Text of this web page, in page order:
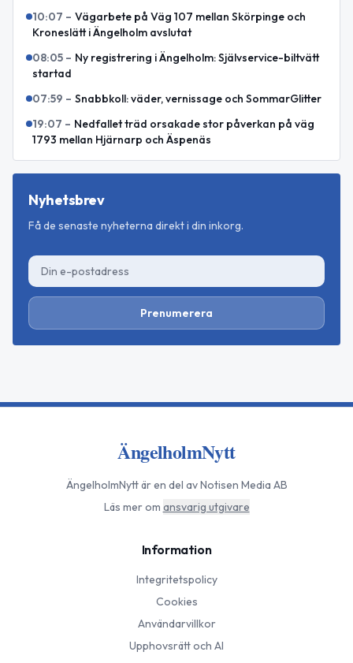
10:07 – Vägarbete på Väg 107 mellan Skörpinge och
Kroneslätt i Ängelholm avslutat
08:05 – Ny registrering i Ängelholm: Självservice-biltvätt
startad
07:59 – Snabbkoll: väder, vernissage och SommarGlitter
19:07 – Nedfallet träd orsakade stor påverkan på väg
1793 mellan Hjärnarp och Äspenäs
Nyhetsbrev
Få de senaste nyheterna direkt i din inkorg.
Prenumerera
ÄngelholmNytt
ÄngelholmNyttär en del av Notisen Media AB
Läs mer om ansvarig utgivare
Information
Integritetspolicy
Cookies
Användarvillkor
Upphovsrätt och AI